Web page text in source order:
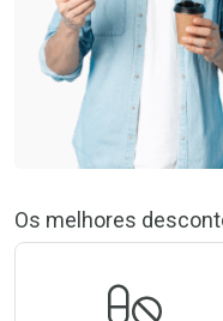
Os melhores